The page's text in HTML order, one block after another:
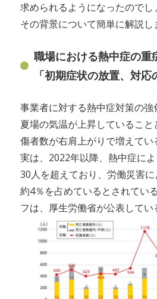
求められるようになったのでし
その背景について簡単に解説し
職場における熱中症の重
「初期症状の放置、対応
事業者に対する熱中症対策の
夏場の気温が上昇しているこ
傷者数が右肩上がりで増えてい
実は、2022年以降、熱中症に
30人を超えており、労働災害
約4％を占めているとされてい
フは、厚生労働省が公表してい